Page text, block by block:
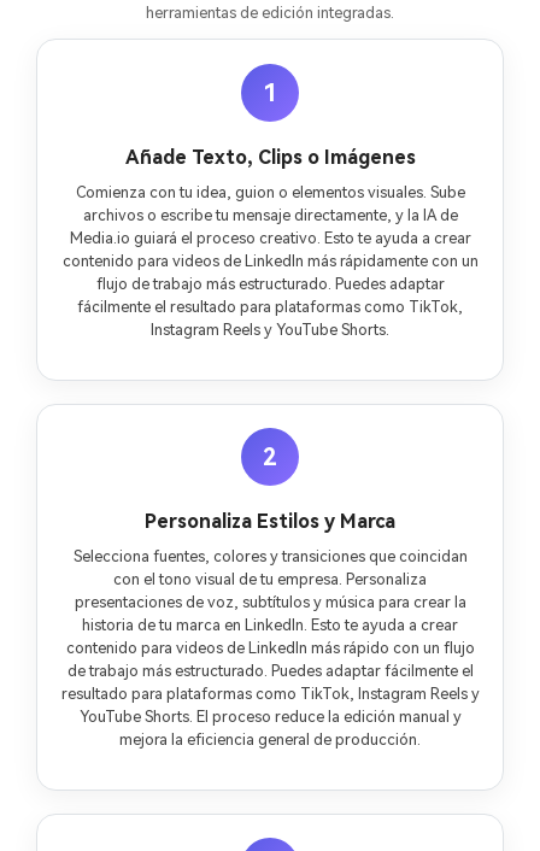
herramientas de edición integradas.
1
Añade Texto, Clips o Imágenes
Comienza con tu idea, guion o elementos visuales. Sube
archivos o escribe tu mensaje directamente, y la IA de
Media.io guiará el proceso creativo. Esto te ayuda a crear
contenido para videos de LinkedIn más rápidamente con un
flujo de trabajo más estructurado. Puedes adaptar
fácilmente el resultado para plataformas como TikTok,
Instagram Reels y YouTube Shorts.
2
Personaliza Estilos y Marca
Selecciona fuentes, colores y transiciones que coincidan
con el tono visual de tu empresa. Personaliza
presentaciones de voz, subtítulos y música para crear la
historia de tu marca en LinkedIn. Esto te ayuda a crear
contenido para videos de LinkedIn más rápido con un flujo
de trabajo más estructurado. Puedes adaptar fácilmente el
resultado para plataformas como TikTok, Instagram Reels y
YouTube Shorts. El proceso reduce la edición manual y
mejora la eficiencia general de producción.